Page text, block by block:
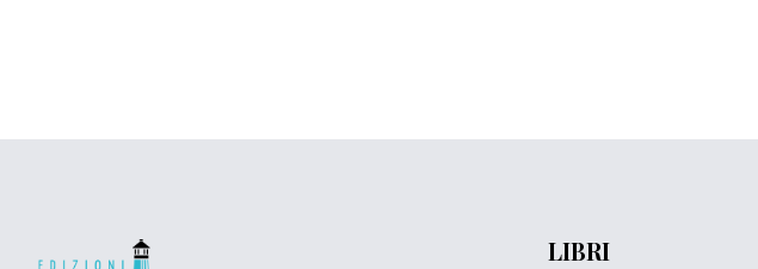
LIBRI